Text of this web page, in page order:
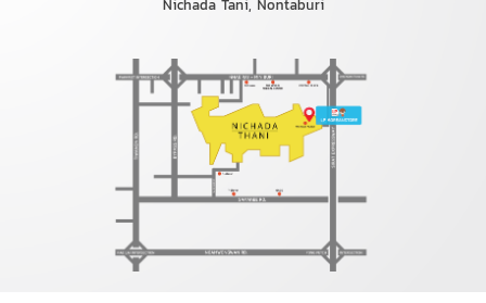
Nichada Tani, Nontaburi